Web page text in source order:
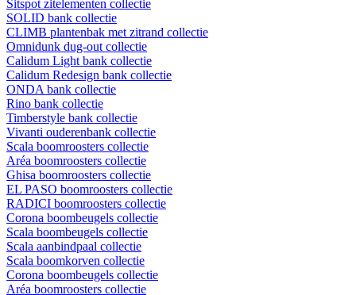
Sitspot zitelementen collectie
SOLID bank collectie
CLIMB plantenbak met zitrand collectie
Omnidunk dug-out collectie
Calidum Light bank collectie
Calidum Redesign bank collectie
ONDA bank collectie
Rino bank collectie
Timberstyle bank collectie
Vivanti ouderenbank collectie
Scala boomroosters collectie
Aréa boomroosters collectie
Ghisa boomroosters collectie
EL PASO boomroosters collectie
RADICI boomroosters collectie
Corona boombeugels collectie
Scala boombeugels collectie
Scala aanbindpaal collectie
Scala boomkorven collectie
Corona boombeugels collectie
Aréa boomroosters collectie